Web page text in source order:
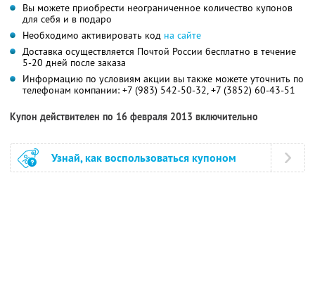
Вы можете приобрести неограниченное количество купонов
для себя и в подаро
Необходимо активировать код на сайте
Доставка осуществляется Почтой России бесплатно в течение
5-20 дней после заказа
Информацию по условиям акции вы также можете уточнить по
телефонам компании: +7 (983) 542-50-32, +7 (3852) 60-43-51
Купон действителен по 16 февраля 2013 включительно
Узнай, как воспользоваться купоном